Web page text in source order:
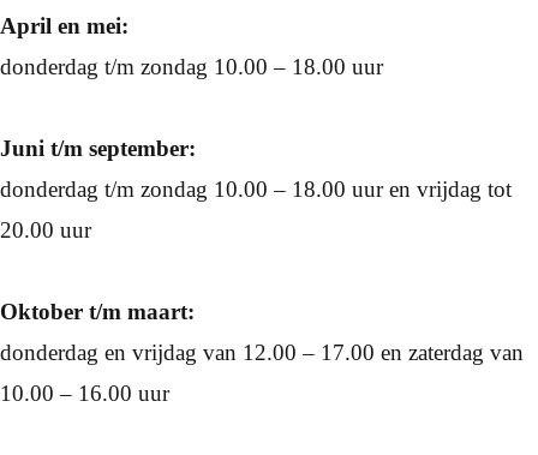
April en mei:
donderdag t/m zondag 10.00 – 18.00 uur
Juni t/m september:
donderdag t/m zondag 10.00 – 18.00 uur en vrijdag tot
20.00 uur
Oktober t/m maart:
donderdag en vrijdag van 12.00 – 17.00 en zaterdag van
10.00 – 16.00 uur